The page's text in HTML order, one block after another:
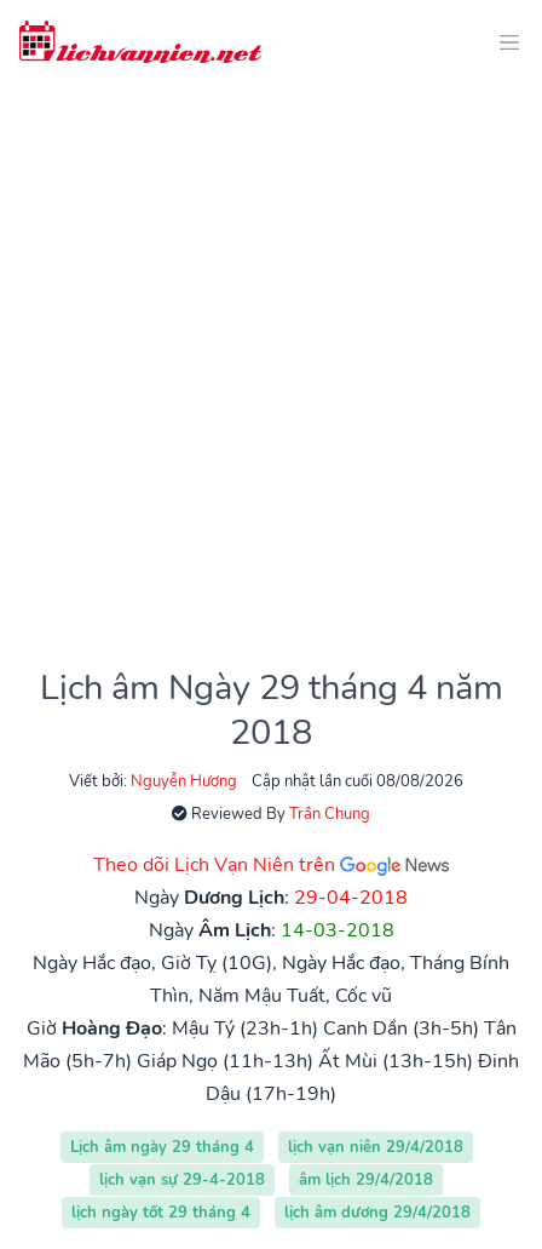
Lịch âm Ngày 29 tháng 4 năm
2018
Viết bởi: Nguyễn Hương
Cập nhật lần cuối 08/08/2026
Reviewed ByTrần Chung
Theo dõi Lịch Vạn Niên trên
Ngày Dương Lịch: 29-04-2018
NgàyÂm Lịch: 14-03-2018
Ngày Hắc đạo, Giờ Tỵ (10G), Ngày Hắc đạo, Tháng Bính
Thìn, Năm Mậu Tuất, Cốc vũ
Giờ Hoàng Đạo: Mậu Tý (23h-1h) Canh Dần (3h-5h) Tân
Mão (5h-7h) Giáp Ngọ (11h-13h) Ất Mùi (13h-15h) Đinh
Dậu (17h-19h)
Lịch âm ngày 29 tháng 4
lịch vạn niên 29/4/2018
lịch vạn sự 29-4-2018
âm lịch 29/4/2018
lịch ngày tốt 29 tháng 4
lịch âm dương 29/4/2018